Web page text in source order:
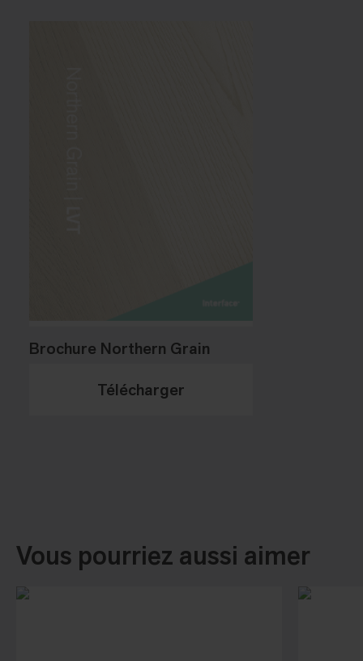
Brochure Northern Grain
Télécharger
Vous pourriez aussi aimer